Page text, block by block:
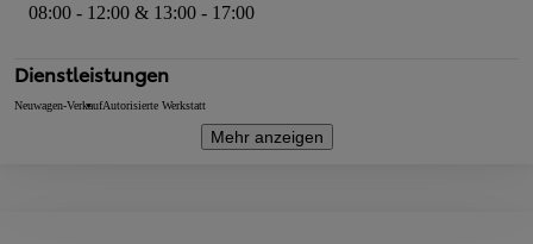
08:00 - 12:00 & 13:00 - 17:00
Dienstleistungen
Neuwagen-VerkaufAutorisierte Werkstatt
Mehr anzeigen